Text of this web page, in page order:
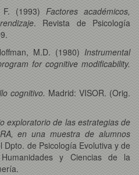
(1993) Factores académicos,
. Revista de Psicología
M.D. (1980) Instrumental
for cognitive modificability.
cognitivo. Madrid: VISOR. (Orig.
exploratorio de las estrategias de
en una muestra de alumnos
Dpto. de Psicología Evolutiva y de
y Ciencias de la